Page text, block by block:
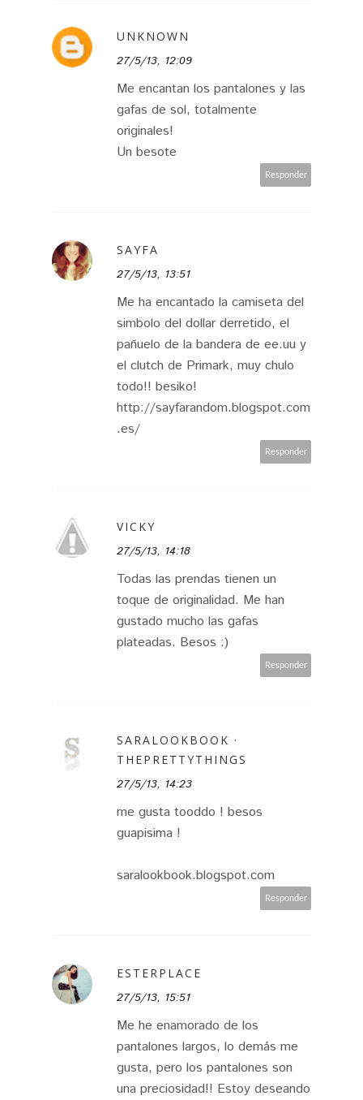
UNKNOWN
27/5/13, 12:09
Me encantan los pantalones y las
gafas de sol, totalmente
originales!
Un besote
Responder
SAYFA
27/5/13, 13:51
Me ha encantado la camiseta del
simbolo del dollar derretido, el
pañuelo de la bandera de ee.uu y
el clutch de Primark, muy chulo
todo!! besiko!
http://sayfarandom.blogspot.com
.es/
Responder
VICKY
27/5/13, 14:18
Todas las prendas tienen un
toque de originalidad. Me han
gustado mucho las gafas
plateadas. Besos :)
Responder
SARALOOKBOOK ·
THEPRETTYTHINGS
27/5/13, 14:23
me gusta tooddo ! besos
guapisima !
saralookbook.blogspot.com
Responder
ESTERPLACE
27/5/13, 15:51
Me he enamorado de los
pantalones largos, lo demás me
gusta, pero los pantalones son
una preciosidad!! Estoy deseando